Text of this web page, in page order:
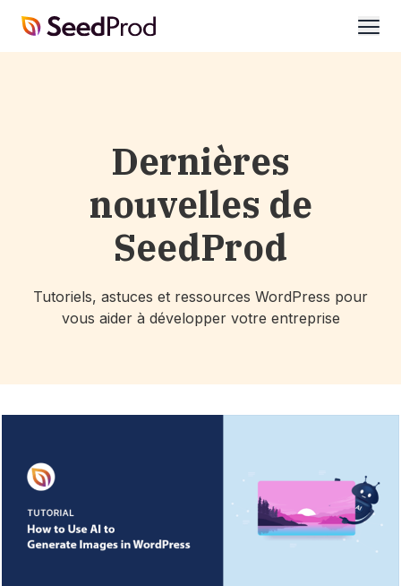
SeedProd
Dernières
nouvelles de
SeedProd
Tutoriels, astuces et ressources WordPress pour
vous aider à développer votre entreprise